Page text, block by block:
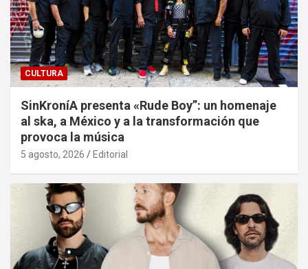
CULTURA
SinKroníA presenta «Rude Boy”: un homenaje
al ska, a México y a la transformación que
provoca la música
5 agosto, 2026 Editorial